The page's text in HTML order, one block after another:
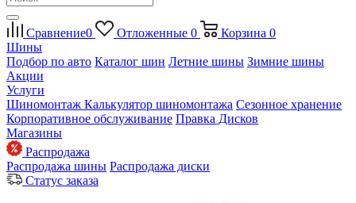
Сравнение0 Отложенные 0 Корзина 0
Шины
Подбор по авто Каталог шин Летние шины Зимние шины
Акции
Услуги
Шиномонтаж Калькулятор шиномонтажа Сезонное хранение
Корпоративное обслуживание Правка Дисков
Магазины
Распродажа
Распродажа шины Распродажа диски
Статус заказа